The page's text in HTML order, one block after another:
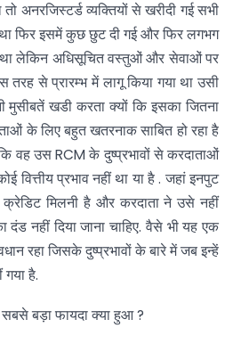
अनरजिस्टर्ड व्यक्तियों से खरीदी गई सभी
फिर इसमें कुछ छुट दी गई और फिर लगभग
था लेकिन अधिसूचित वस्तुओं और सेवाओं पर
तरह से प्रारम्भ में लागू किया गया था उसी
मुसीबतें खडी करता क्यों कि इसका जितना
के लिए बहुत खतरनाक साबित हो रहा है
वह उस RCM के दुष्प्रभावों से करदाताओं
वित्तीय प्रभाव नहीं था या है . जहां इनपुट
मिलनी है और करदाता ने उसे नहीं
दंड नहीं दिया जाना चाहिए. वैसे भी यह एक
रहा जिसके दुष्प्रभावों के बारे में जब इन्हें
गया है.
बड़ा फायदा क्या हुआ ?